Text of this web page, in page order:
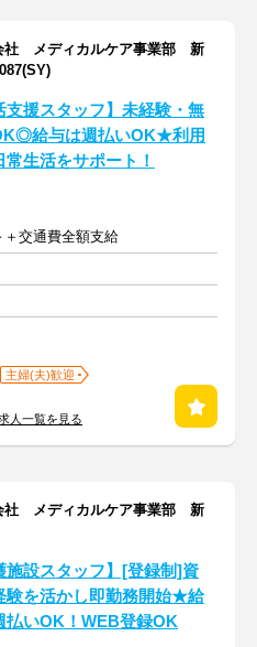
社 メディカルケア事業部 新
支援スタッフ】未経験・無
給与は週払いOK★利用
常生活をサポート！
＋交通費全額支給
主婦(夫)歓迎
人一覧を見る
社 メディカルケア事業部 新
施設スタッフ】[登録制]資
験を活かし即勤務開始★給
払いOK！WEB登録OK